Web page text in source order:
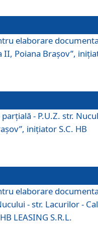
elaborare
II, Poiana Braşov”,
- P.U.Z. str.
iniţiator S.C. HB
elaborare
- str. Lacurilor -
LEASING S.R.L.